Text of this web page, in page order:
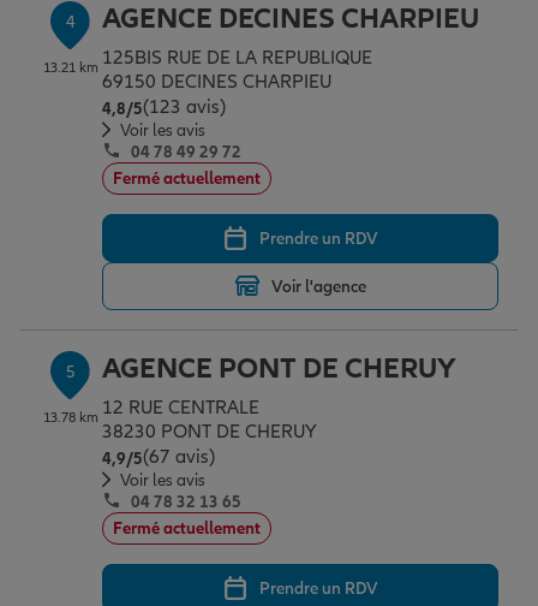
Tous nos devis d'assurance
4
13.21 km
AGENCE DECINES CHARPIEU
125BIS RUE DE LA REPUBLIQUE
69150 DECINES CHARPIEU
4,8/5Note de 4.8 sur 5
(123 avis)
Voir les avis
04 78 49 29 72
Fermé actuellement
Prendre un RDV
Voir l'agence
5
13.78 km
AGENCE PONT DE CHERUY
12 RUE CENTRALE
38230 PONT DE CHERUY
4,9/5Note de 4.9 sur 5
(67 avis)
Voir les avis
04 78 32 13 65
Fermé actuellement
Prendre un RDV